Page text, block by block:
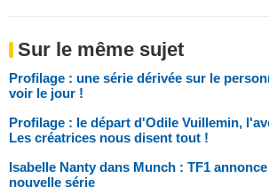
Sur le même sujet
Profilage : une série dérivée sur le
voir le jour !
Profilage : le départ d'Odile Vuillemin,
Les créatrices nous disent tout !
Isabelle Nanty dans Munch : TF1
nouvelle série